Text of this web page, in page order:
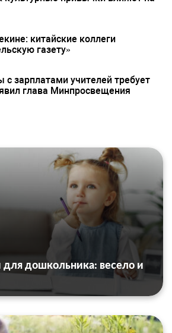
китайские коллеги
газету»
зарплатами учителей требует
глава Минпросвещения
дошкольника: весело и